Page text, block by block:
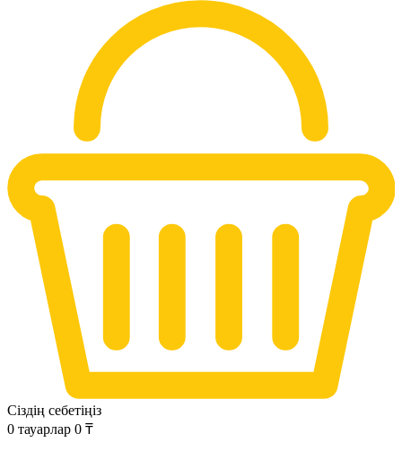
Сіздің себетіңіз
0 тауарлар 0 ₸